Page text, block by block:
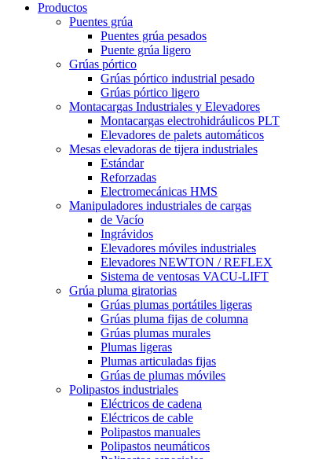
Productos
Puentes grúa
Puentes grúa pesados
Puente grúa ligero
Grúas pórtico
Grúas pórtico industrial pesado
Grúas pórtico ligero
Montacargas Industriales y Elevadores
Montacargas electrohidráulicos PLT
Elevadores de palets automáticos
Mesas elevadoras de tijera industriales
Estándar
Reforzadas
Electromecánicas HMS
Manipuladores industriales de cargas
de Vacío
Ingrávidos
Elevadores móviles industriales
Elevadores NEWTON / REFLEX
Sistema de ventosas VACU-LIFT
Grúa pluma giratorias
Grúas plumas portátiles ligeras
Grúas pluma fijas de columna
Grúas plumas murales
Plumas ligeras
Plumas articuladas fijas
Grúas de plumas móviles
Polipastos industriales
Eléctricos de cadena
Eléctricos de cable
Polipastos manuales
Polipastos neumáticos